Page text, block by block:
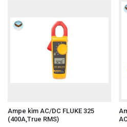
Ampe kìm AC/DC FLUKE 325
(400A,True RMS)